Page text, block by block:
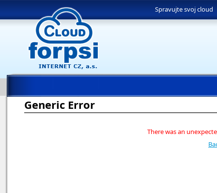
Spravujte svoj cloud
Generic Error
There was an